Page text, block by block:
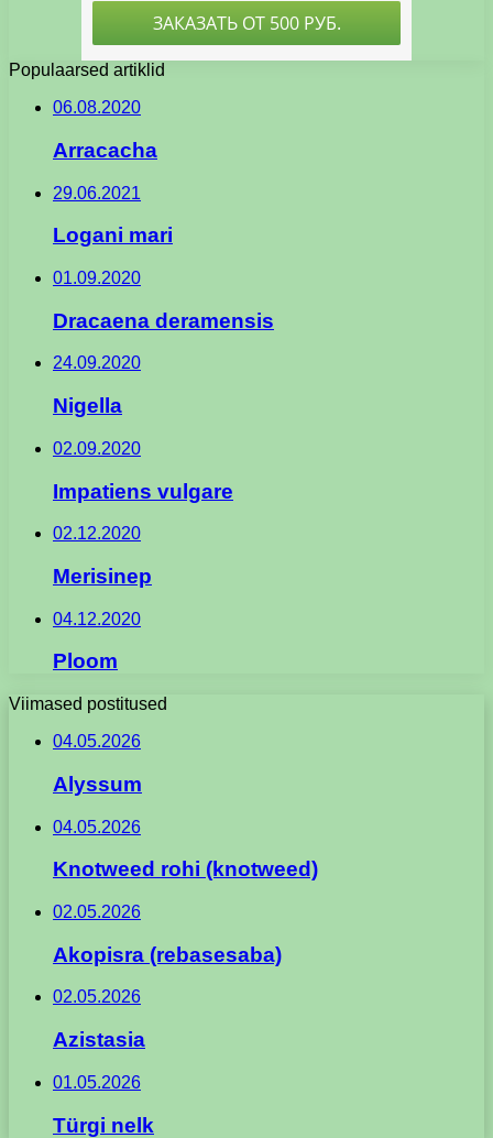
Populaarsed artiklid
06.08.2020
Arracacha
29.06.2021
Logani mari
01.09.2020
Dracaena deramensis
24.09.2020
Nigella
02.09.2020
Impatiens vulgare
02.12.2020
Merisinep
04.12.2020
Ploom
Viimased postitused
04.05.2026
Alyssum
04.05.2026
Knotweed rohi (knotweed)
02.05.2026
Akopisra (rebasesaba)
02.05.2026
Azistasia
01.05.2026
Türgi nelk